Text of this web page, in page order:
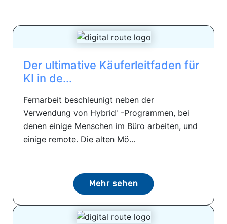
Der ultimative Käuferleitfaden für
KI in de...
Fernarbeit beschleunigt neben der
Verwendung von Hybrid' -Programmen, bei
denen einige Menschen im Büro arbeiten, und
einige remote. Die alten Mö...
Mehr sehen